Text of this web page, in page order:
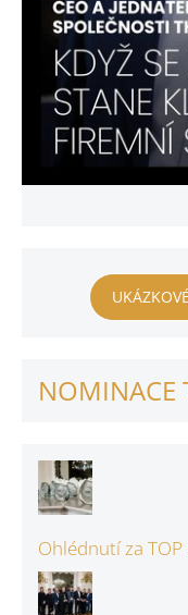
NOMINACE
Ohlédnutí za